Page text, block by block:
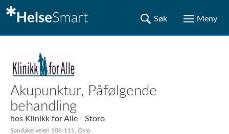
Akupunktur, Påfølgende
behandling
hos Klinikk for Alle - Storo
Sandakerveien 109-111, Oslo